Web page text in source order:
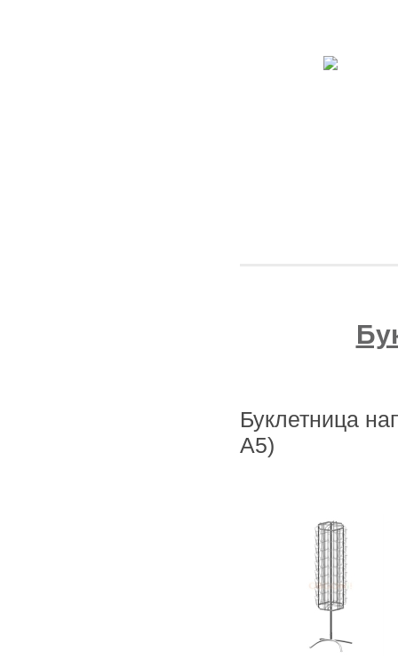
Буклетница
А5)